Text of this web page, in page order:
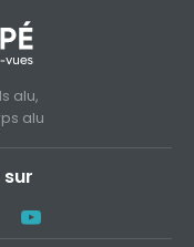
alu,
alu